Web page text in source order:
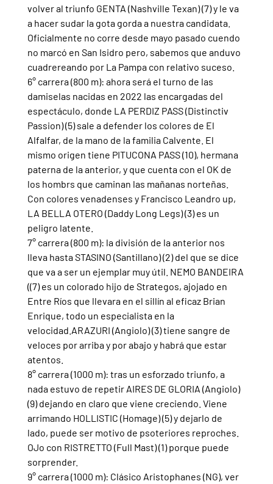
volver al triunfo GENTA (Nashville Texan) (7) y le va
a hacer sudar la gota gorda a nuestra candidata.
Oficialmente no corre desde mayo pasado cuendo
no marcó en San Isidro pero, sabemos que anduvo
cuadrereando por La Pampa con relativo suceso.
6° carrera (800 m): ahora será el turno de las
damiselas nacidas en 2022 las encargadas del
espectáculo, donde LA PERDIZ PASS (Distinctiv
Passion) (5) sale a defender los colores de El
Alfalfar, de la mano de la familia Calvente. El
mismo origen tiene PITUCONA PASS (10), hermana
paterna de la anterior, y que cuenta con el OK de
los hombrs que caminan las mañanas norteñas.
Con colores venadenses y Francisco Leandro up,
LA BELLA OTERO (Daddy Long Legs) (3) es un
peligro latente.
7° carrera (800 m): la división de la anterior nos
lleva hasta STASINO (Santillano) (2) del que se dice
que va a ser un ejemplar muy útil. NEMO BANDEIRA
((7) es un colorado hijo de Strategos, ajojado en
Entre Ríos que llevara en el sillín al eficaz Brian
Enrique, todo un especialista en la
velocidad.ARAZURI (Angiolo) (3) tiene sangre de
veloces por arriba y por abajo y habrá que estar
atentos.
8° carrera (1000 m): tras un esforzado triunfo, a
nada estuvo de repetir AIRES DE GLORIA (Angiolo)
(9) dejando en claro que viene creciendo. Viene
arrimando HOLLISTIC (Homage) (5) y dejarlo de
lado, puede ser motivo de psoteriores reproches.
OJo con RISTRETTO (Full Mast) (1) porque puede
sorprender.
9° carrera (1000 m): Clásico Aristophanes (NG), ver